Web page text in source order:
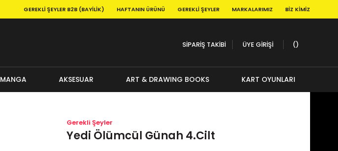
GEREKLI ŞEYLER B2B (BAYILIK) HAFTANIN ÜRÜNÜ GEREKLI ŞEYLER MARKALARIMIZ BIZ KIMIZ
SİPARİŞ TAKİBİ ÜYE GİRİŞİ
MANGA AKSESUAR ART & DRAWING BOOKS KART OYUNLARI
Gerekli Şeyler
Yedi Ölümcül Günah 4.Cilt